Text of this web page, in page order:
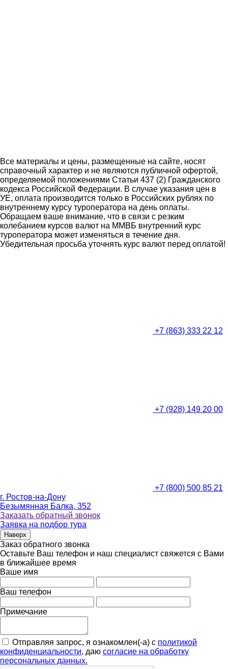
Все материалы и цены, размещенные на сайте, носят
справочный характер и не являются публичной офертой,
определяемой положениями Статьи 437 (2) Гражданского
кодекса Российской Федерации. В случае указания цен в
УЕ, оплата производится только в Российских рублях по
внутреннему курсу туроператора на день оплаты.
Обращаем ваше внимание, что в связи с резким
колебанием курсов валют на ММВБ внутренний курс
туроператора может изменяться в течение дня.
Убедительная просьба уточнять курс валют перед оплатой!
+7 (863) 333 22 12
+7 (928) 149 20 00
+7 (800) 500 85 21
г. Ростов-на-Дону
Безымянная Балка, 352
Заказать обратный звонок
Заявка на подбор тура
Наверх
Заказ обратного звонка
Оставьте Ваш телефон и наш специалист свяжется с Вами
в ближайшее время
Ваше имя
Ваш телефон
Примечание
Отправляя запрос, я ознакомлен(-а) с политикой
конфиденциальности, даю согласие на обработку
персональных данных.